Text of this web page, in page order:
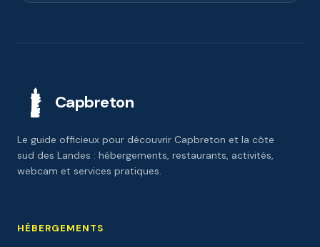
Capbreton
Le guide officieux pour découvrir Capbreton et la côte
sud des Landes : hébergements, restaurants, activités,
webcam et services pratiques.
HÉBERGEMENTS